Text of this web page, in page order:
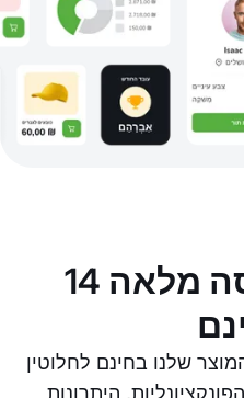
14 ימים של גרסה מלאה
שלנו בחינם לחלוטין